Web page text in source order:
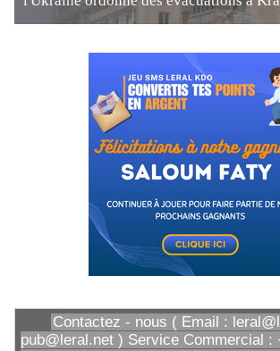
Contactez - nous ( Email :
pub@leral.net ) Service Commercial :